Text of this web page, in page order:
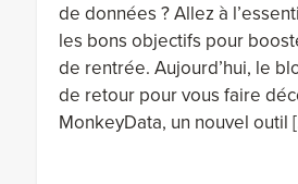
de données ? Allez à
les bons objectifs pour
de rentrée. Aujourd’hui, le
de retour pour vous faire
MonkeyData, un nouvel outil